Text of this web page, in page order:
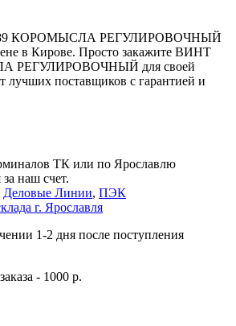
КОРОМЫСЛА РЕГУЛИРОВОЧНЫЙ
в Кирове. Просто закажите ВИНТ
РЕГУЛИРОВОЧНЫЙ для своей
лучших поставщиков с гарантией и
ТК или по Ярославлю
за наш счет.
Деловые Линии, ПЭК
г. Ярославля
1-2 дня после поступления
- 1000 р.